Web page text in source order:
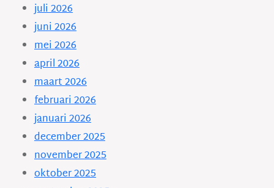
juli 2026
juni 2026
mei 2026
april 2026
maart 2026
februari 2026
januari 2026
december 2025
november 2025
oktober 2025